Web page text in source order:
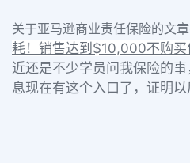
关于亚马逊商业责任保险的文章
耗！销售达到$10,000不购买
近还是不少学员问我保险的
息现在有这个入口了，证明以